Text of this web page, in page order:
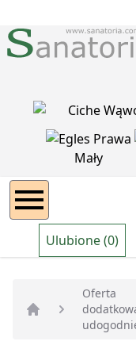
Ulubione (0)
Strona główna
Oferta